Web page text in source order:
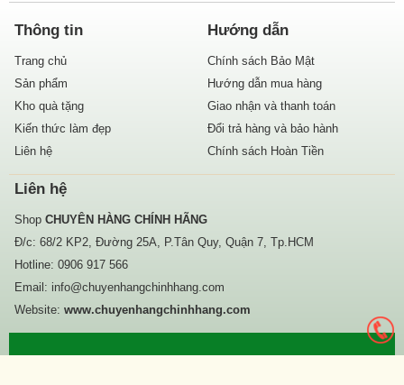
Thông tin
Trang chủ
Sản phẩm
Kho quà tặng
Kiến thức làm đẹp
Liên hệ
Hướng dẫn
Chính sách Bảo Mật
Hướng dẫn mua hàng
Giao nhận và thanh toán
Đổi trả hàng và bảo hành
Chính sách Hoàn Tiền
Liên hệ
Shop CHUYÊN HÀNG CHÍNH HÃNG
Đ/c: 68/2 KP2, Đường 25A, P.Tân Quy, Quận 7, Tp.HCM
Hotline: 0906 917 566
Email: info@chuyenhangchinhhang.com
Website: www.chuyenhangchinhhang.com